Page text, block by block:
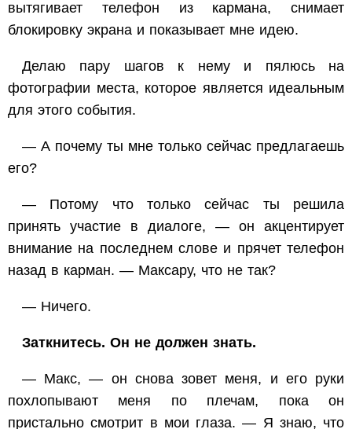
вытягивает телефон из кармана, снимает
блокировку экрана и показывает мне идею.
Делаю пару шагов к нему и пялюсь на
фотографии места, которое является идеальным
для этого события.
— А почему ты мне только сейчас предлагаешь
его?
— Потому что только сейчас ты решила
принять участие в диалоге, — он акцентирует
внимание на последнем слове и прячет телефон
назад в карман. — Максару, что не так?
— Ничего.
Заткнитесь. Он не должен знать.
— Макс, — он снова зовет меня, и его руки
похлопывают меня по плечам, пока он
пристально смотрит в мои глаза. — Я знаю, что